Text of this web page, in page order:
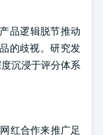
品逻辑脱节推动
的歧视。研究发
沉浸于评分体系
红合作来推广足